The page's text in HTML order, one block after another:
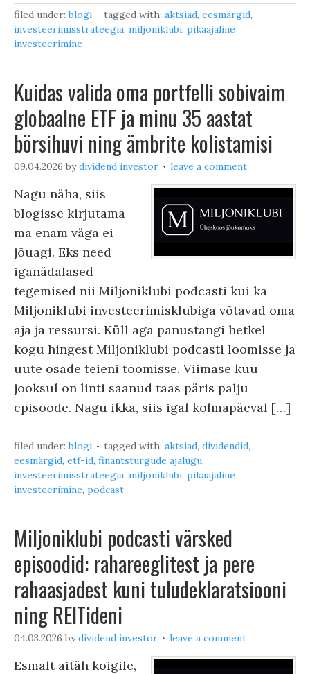
filed under:blogi tagged with: aktsiad, eesmärgid,
investeerimisstrateegia, miljoniklubi, pikaajaline
investeerimine
Kuidas valida oma portfelli sobivaim
globaalne ETF ja minu 35 aastat
börsihuvi ning ämbrite kolistamisi
09.04.2026 bydividend investor leave a comment
Nagu näha, siis
blogisse kirjutama
ma enam väga ei
jõuagi. Eks need
iganädalased
tegemised nii Miljoniklubi podcasti kui ka
Miljoniklubi investeerimisklubiga võtavad oma
aja ja ressursi. Küll aga panustangi hetkel
kogu hingest Miljoniklubi podcasti loomisse ja
uute osade teieni toomisse. Viimase kuu
jooksul on linti saanud taas päris palju
episoode. Nagu ikka, siis igal kolmapäeval […]
filed under:blogi tagged with: aktsiad, dividendid,
eesmärgid, etf-id, finantsturgude ajalugu,
investeerimisstrateegia, miljoniklubi, pikaajaline
investeerimine, podcast
Miljoniklubi podcasti värsked
episoodid: rahareeglitest ja pere
rahaasjadest kuni tuludeklaratsiooni
ning REITideni
04.03.2026 bydividend investor leave a comment
Esmalt aitäh kõigile,